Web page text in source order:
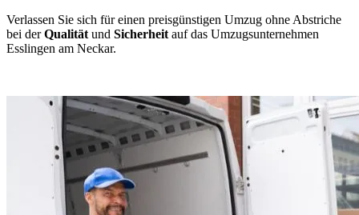
Verlassen Sie sich für einen preisgünstigen Umzug ohne Abstriche
bei derQualität und Sicherheit auf das Umzugsunternehmen
Esslingen am Neckar.